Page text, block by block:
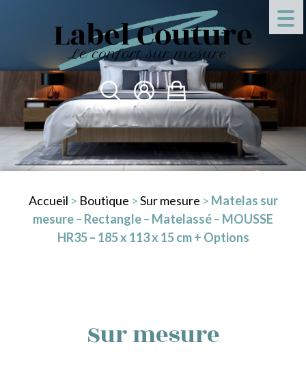
Accueil > Boutique >Sur mesure > Matelas sur
mesure – Rectangle – Matelassé – MOUSSE
HR35 – 185 x 113 x 15 cm + Options
Sur mesure